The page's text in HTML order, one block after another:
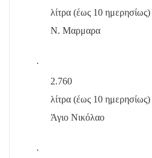
λίτρα (έως 10
Ν. Μαρμαρα
·
2.760
λίτρα (έως 10
Άγιο Νικόλαο
·